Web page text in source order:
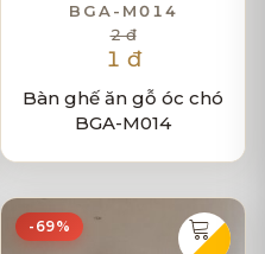
BGA-M014
2 đ
1 đ
Bàn ghế ăn gỗ óc chó
BGA-M014
-69%